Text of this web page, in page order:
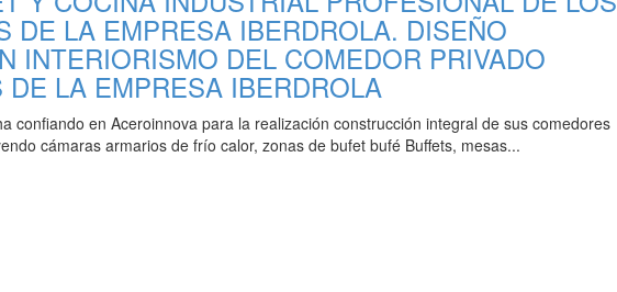
DE LA EMPRESA IBERDROLA. DISEÑO
INTERIORISMO DEL COMEDOR PRIVADO
DE LA EMPRESA IBERDROLA
confiando en Aceroinnova para la realización construcción integral de sus comedores
cámaras armarios de frío calor, zonas de bufet bufé Buffets, mesas...